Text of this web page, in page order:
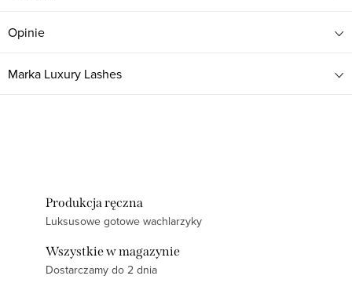
Opinie
Marka Luxury Lashes
Produkcja ręczna
Luksusowe gotowe wachlarzyky
Wszystkie w magazynie
Dostarczamy do 2 dnia